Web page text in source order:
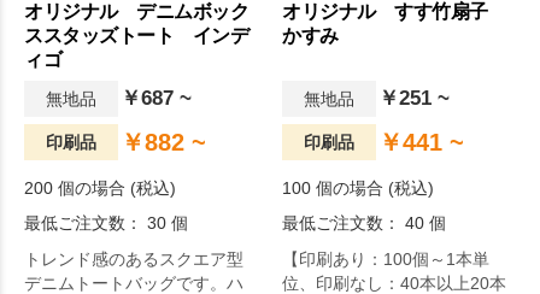
オリジナル デニムボック
ススタッズトート インデ
ィゴ
無地品 ￥687 ~
印刷品 ￥882 ~
200 個の場合 (税込)
最低ご注文数： 30 個
トレンド感のあるスクエア型
デニムトートバッグです。ハ
オリジナル すす竹扇子
かすみ
無地品 ￥251 ~
印刷品 ￥441 ~
100 個の場合 (税込)
最低ご注文数： 40 個
【印刷あり：100個～1本単
位、印刷なし：40本以上20本